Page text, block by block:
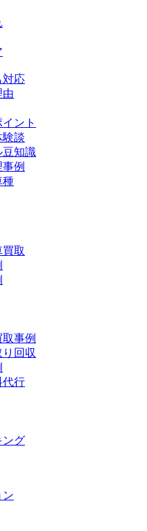
対応
由
ント
験談
豆知識
例
種
取
事例
回収
代行
ング
ン